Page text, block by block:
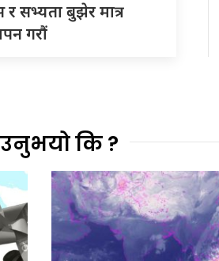
र सभ्यता बुझेर मात्र
गराैं
कि ?